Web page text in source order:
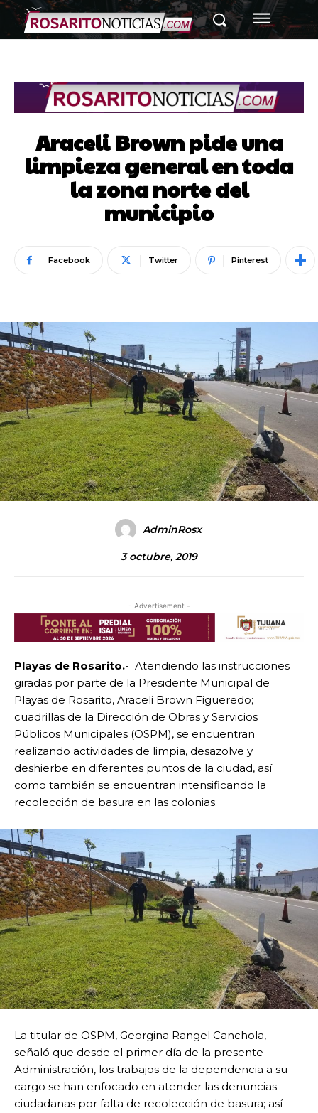
Araceli Brown pide una
limpieza general en toda
la zona norte del
municipio
Facebook Twitter Pinterest
AdminRosx
3 octubre, 2019
- Advertisement -
Playas de Rosarito.- Atendiendo las instrucciones
giradas por parte de la Presidente Municipal de
Playas de Rosarito, Araceli Brown Figueredo;
cuadrillas de la Dirección de Obras y Servicios
Públicos Municipales (OSPM), se encuentran
realizando actividades de limpia, desazolve y
deshierbe en diferentes puntos de la ciudad, así
como también se encuentran intensificando la
recolección de basura en las colonias.
La titular de OSPM, Georgina Rangel Canchola,
señaló que desde el primer día de la presente
Administración, los trabajos de la dependencia a su
cargo se han enfocado en atender las denuncias
ciudadanas por falta de recolección de basura; así